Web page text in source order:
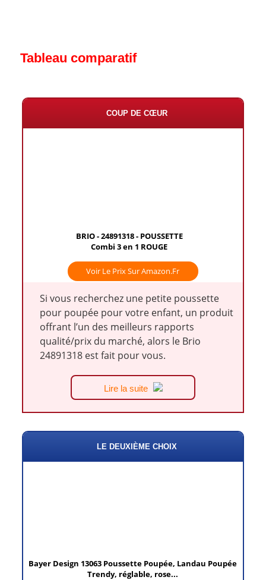
Tableau comparatif
COUP DE CŒUR
BRIO - 24891318 - POUSSETTE
Combi 3 en 1 ROUGE
Voir Le Prix Sur Amazon.fr
Si vous recherchez une petite poussette
pour poupée pour votre enfant, un produit
offrant l’un des meilleurs rapports
qualité/prix du marché, alors le Brio
24891318 est fait pour vous.
Lire la suite
LE DEUXIÈME CHOIX
Bayer Design 13063 Poussette Poupée, Landau Poupée
Trendy, réglable, rose...